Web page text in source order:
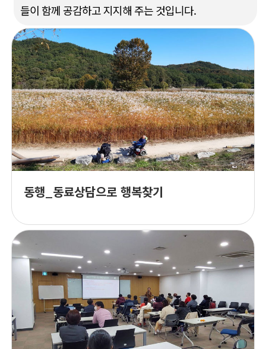
들이 함께 공감하고 지지해 주는 것입니다.
동행_동료상담으로 행복찾기